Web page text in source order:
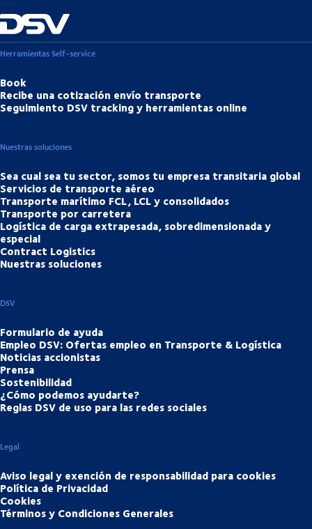
Herramientas Self-service
Book
Recibe una cotización envío transporte
Seguimiento DSV tracking y herramientas online
Nuestras soluciones
Sea cual sea tu sector, somos tu empresa transitaria global
Servicios de transporte aéreo
Transporte marítimo FCL, LCL y consolidados
Transporte por carretera
Logística de carga extrapesada, sobredimensionada y
especial
Contract Logistics
Nuestras soluciones
DSV
Formulario de ayuda
Empleo DSV: Ofertas empleo en Transporte & Logística
Noticias accionistas
Prensa
Sostenibilidad
¿Cómo podemos ayudarte?
Reglas DSV de uso para las redes sociales
Legal
Aviso legal y exención de responsabilidad para cookies
Política de Privacidad
Cookies
Términos y Condiciones Generales